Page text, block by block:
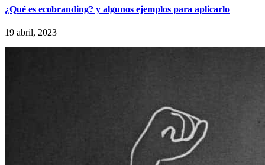
¿Qué es ecobranding? y algunos ejemplos para aplicarlo
19 abril, 2023